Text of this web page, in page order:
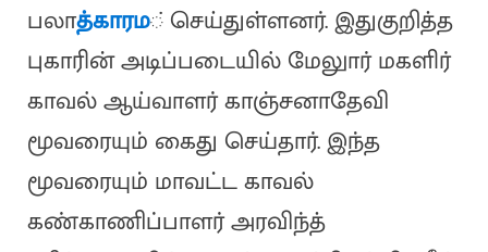
பலாத்காரம் செய்துள்ளனர். இதுகுறித்த
புகாரின் அடிப்படையில் மேலுார் மகளிர்
காவல் ஆய்வாளர் காஞ்சனாதேவி
மூவரையும் கைது செய்தார். இந்த
மூவரையும் மாவட்ட காவல்
கண்காணிப்பாளர் அரவிந்த்